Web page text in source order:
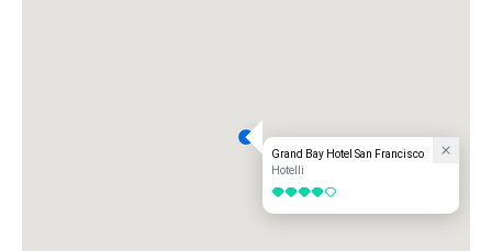
Grand Bay Hotel San Francisco
Hotelli
4 / 5